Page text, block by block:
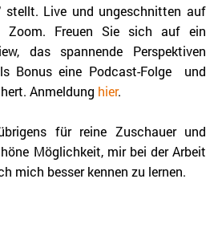
stellt. Live und ungeschnitten auf
Zoom. Freuen Sie sich auf ein
das spannende Perspektiven
Bonus eine Podcast-Folge und
Anmeldung hier.
für reine Zuschauer und
Möglichkeit, mir bei der Arbeit
mich besser kennen zu lernen.